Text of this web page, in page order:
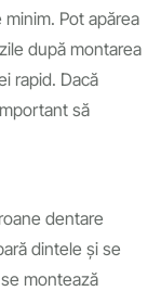
Pot apărea
după montarea
rapid. Dacă
să
dentare
dintele și se
montează